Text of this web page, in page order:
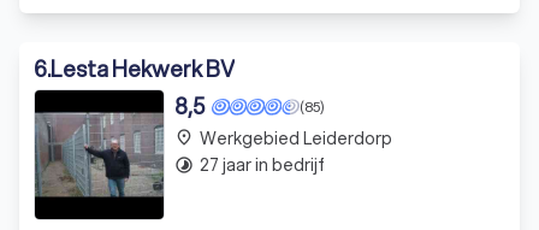
6.Lesta Hekwerk BV
(85)
8,5
place Werkgebied Leiderdorp
timelapse 27 jaar in bedrijf